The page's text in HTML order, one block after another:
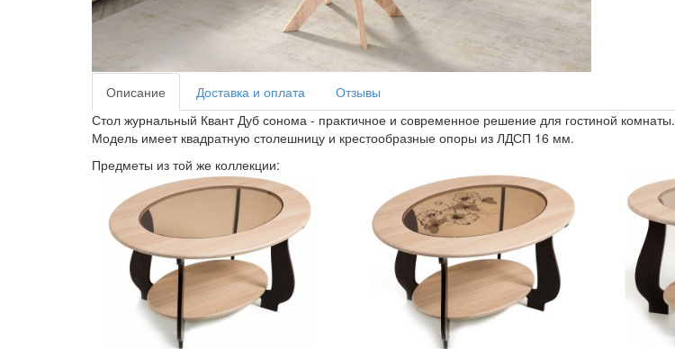
Описание Доставка и оплата
Отзывы
Стол журнальный Квант Дуб сонома - практичное и современное решение для гостиной комнаты.
Модель имеет квадратную столешницу и крестообразные опоры из ЛДСП 16 мм.
Предметы из той же коллекции: